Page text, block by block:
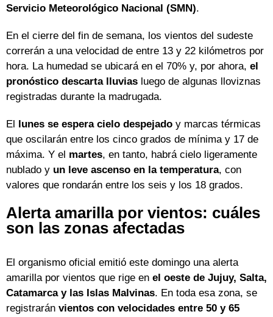
Servicio Meteorológico Nacional (SMN).
En el cierre del fin de semana, los vientos del sudeste
correrán a una velocidad de entre 13 y 22 kilómetros por
hora. La humedad se ubicará en el 70% y, por ahora, el
pronóstico descarta lluvias luego de algunas lloviznas
registradas durante la madrugada.
El lunes se espera cielo despejado y marcas térmicas
que oscilarán entre los cinco grados de mínima y 17 de
máxima. Y el martes, en tanto, habrá cielo ligeramente
nublado y un leve ascenso en la temperatura, con
valores que rondarán entre los seis y los 18 grados.
Alerta amarilla por vientos: cuáles
son las zonas afectadas
El organismo oficial emitió este domingo una alerta
amarilla por vientos que rige en el oeste de Jujuy, Salta,
Catamarca y las Islas Malvinas. En toda esa zona, se
registrarán vientos con velocidades entre 50 y 65